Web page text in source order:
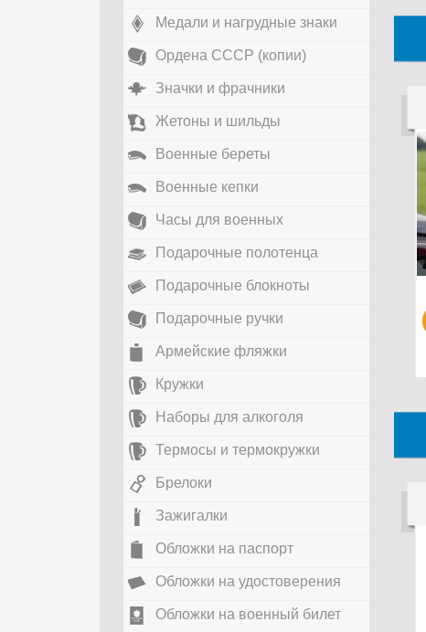
Медали и нагрудные знаки
Ордена СССР (копии)
Значки и фрачники
Жетоны и шильды
Военные береты
Военные кепки
Часы для военных
Подарочные полотенца
Подарочные блокноты
Подарочные ручки
Армейские фляжки
Кружки
Наборы для алкоголя
Термосы и термокружки
Брелоки
Зажигалки
Обложки на паспорт
Обложки на удостоверения
Обложки на военный билет